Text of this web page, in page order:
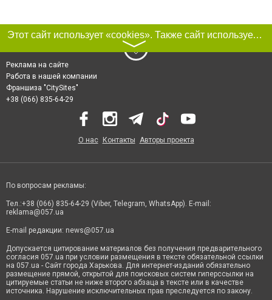
Этот сайт использует «cookies». Также сайт использует интернет-сервис для сбора технических данных касательно посетителей с целью получения маркетинговой и статистической информации. Условия обработки данных посетителей сайта см.
〉
Реклама на сайте
Работа в нашей компании
Франшиза "CitySites"
+38 (066) 835-64-29
О нас Контакты Авторы проекта
По вопросам рекламы:
Тел.:+38 (066) 835-64-29 (Viber, Telegram, WhatsApp). E-mail:
reklama@057.ua
E-mail редакции: news@057.ua
Допускается цитирование материалов без получения предварительного
согласия 057.ua при условии размещения в тексте обязательной ссылки
на 057.ua - Сайт города Харькова. Для интернет-изданий обязательно
размещение прямой, открытой для поисковых систем гиперссылки на
цитируемые статьи не ниже второго абзаца в тексте или в качестве
источника. Нарушение исключительных прав преследуется по закону.